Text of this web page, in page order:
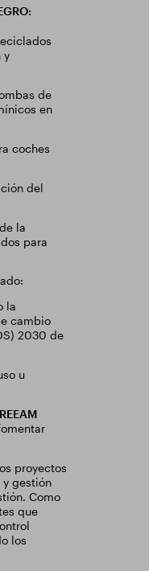
y
de
en
coches
del
la
para
la
cambio
2030 de
u
proyectos
gestión
Como
que
los